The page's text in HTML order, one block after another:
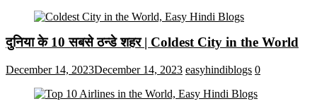
दुनिया के 10 सबसे ठन्डे शहर | Coldest City in the World
December 14, 2023December 14, 2023 easyhindiblogs 0